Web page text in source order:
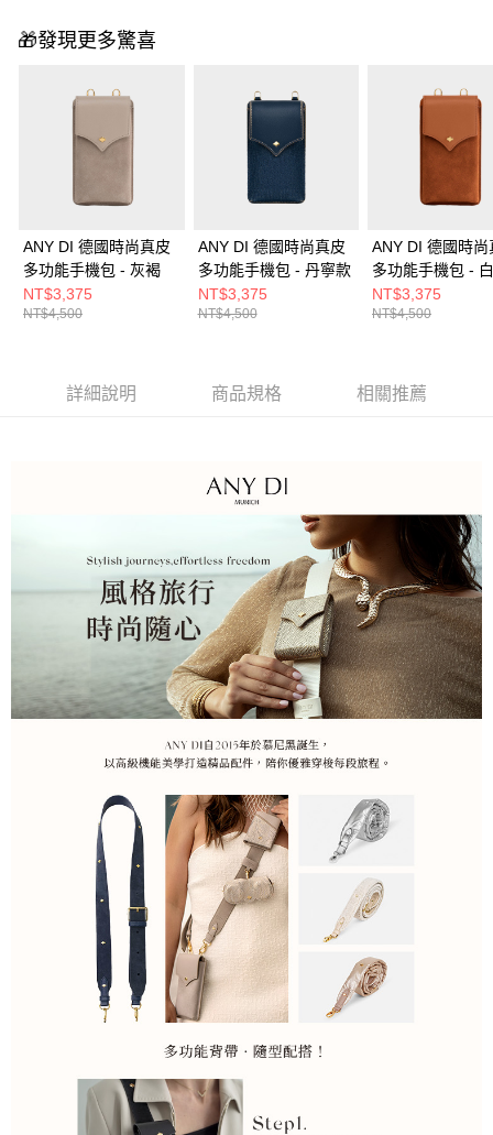
🎁發現更多驚喜
ANY DI 德國時尚真皮
多功能手機包 - 灰褐
NT$3,375
NT$4,500
ANY DI 德國時尚真皮
多功能手機包 - 丹寧款
NT$3,375
NT$4,500
ANY DI 德國時尚
多功能手機包 -
NT$3,375
NT$4,500
詳細說明 商品規格 相關推薦